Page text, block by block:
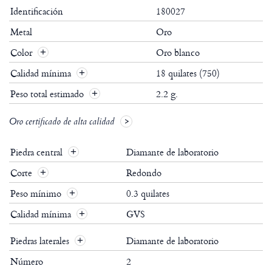
Identificación
180027
Metal
Oro
Color
Oro blanco
Calidad mínima
18 quilates (750)
Peso total estimado
2.2 g.
Oro certificado de alta calidad
Piedra central
Diamante de laboratorio
Corte
Redondo
Peso mínimo
0.3 quilates
Calidad mínima
GVS
Piedras laterales
Diamante de laboratorio
Número
2